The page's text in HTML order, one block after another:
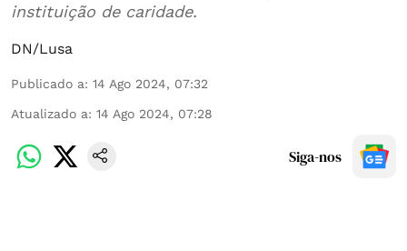
instituição de caridade.
DN/Lusa
Publicado a: 14 Ago 2024, 07:32
Atualizado a: 14 Ago 2024, 07:28
Siga-nos